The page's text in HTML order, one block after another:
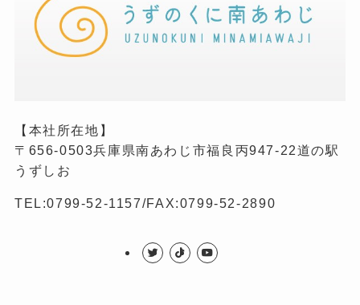
【本社所在地】
〒656-0503兵庫県南あわじ市福良丙947-22道の駅
うずしお
TEL:0799-52-1157/FAX:0799-52-2890